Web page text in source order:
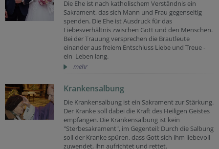
Die Ehe ist nach katholischem Verständnis ein
Sakrament, das sich Mann und Frau gegenseitig
spenden. Die Ehe ist Ausdruck für das
Liebesverhältnis zwischen Gott und den Menschen.
Bei der Trauung versprechen die Brautleute
einander aus freiem Entschluss Liebe und Treue -
ein Leben lang.
mehr
Krankensalbung
Die Krankensalbung ist ein Sakrament zur Stärkung.
Der Kranke soll dabei die Kraft des Heiligen Geistes
empfangen. Die Krankensalbung ist kein
"Sterbesakrament", im Gegenteil: Durch die Salbung
soll der Kranke spüren, dass Gott sich ihm liebevoll
zuwendet, ihn aufrichtet und rettet.